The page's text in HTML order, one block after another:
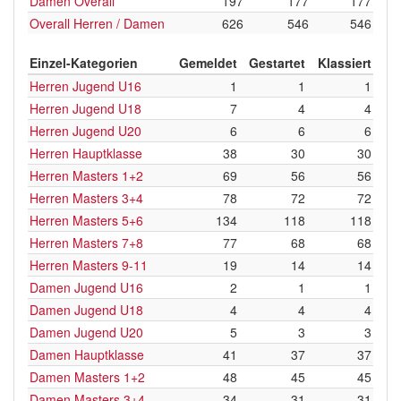
Overall Herren / Damen
626 546 546
Einzel-Kategorien Gemeldet Gestartet
Klassiert
Herren Jugend U16
1 1
1
Herren Jugend U18
7 4
4
Herren Jugend U20
6 6
6
Herren Hauptklasse
38 30
30
Herren Masters 1+2
69 56
56
Herren Masters 3+4
78 72
72
Herren Masters 5+6
134 118
118
Herren Masters 7+8
77 68
68
Herren Masters 9-11
19 14
14
Damen Jugend U16
2 1
1
Damen Jugend U18
4 4
4
Damen Jugend U20
5 3
3
Damen Hauptklasse
41 37
37
Damen Masters 1+2
48 45
45